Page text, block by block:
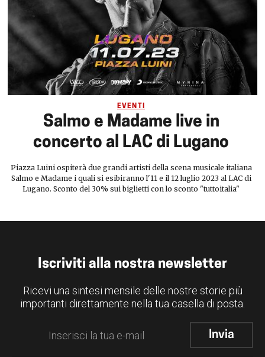
EVENTI
Salmo e Madame live in
concerto al LAC di Lugano
Piazza Luini ospiterà due grandi artisti della scena musicale italiana
Salmo e Madame i quali si esibiranno l'11 e il 12 luglio 2023 al LAC di
Lugano. Sconto del 30% sui biglietti con lo sconto "tuttoitalia"
Iscriviti alla nostra newsletter
Ricevi una sintesi mensile delle nostre storie più
importanti direttamente nella tua casella di posta.